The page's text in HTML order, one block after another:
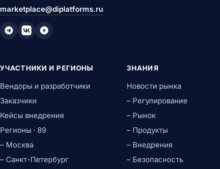
marketplace@diplatforms.ru
УЧАСТНИКИ И РЕГИОНЫ
Вендоры и разработчики
Заказчики
Кейсы внедрения
Регионы · 89
– Москва
– Санкт-Петербург
ЗНАНИЯ
Новости рынка
– Регулирование
– Рынок
– Продукты
– Внедрения
– Безопасность